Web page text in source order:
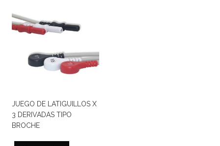
JUEGO DE LATIGUILLOS X
3 DERIVADAS TIPO
BROCHE